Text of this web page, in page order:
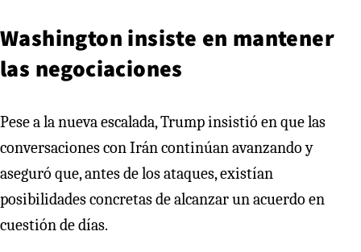
Washington insiste en mantener
las negociaciones
Pese a la nueva escalada, Trump insistió en que las
conversaciones con Irán continúan avanzando y
aseguró que, antes de los ataques, existían
posibilidades concretas de alcanzar un acuerdo en
cuestión de días.